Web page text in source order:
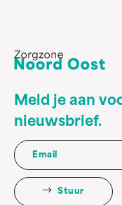
Meld je aan
nieuwsbrief.
Stuur